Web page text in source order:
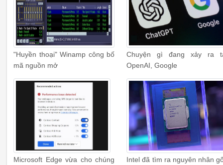
"Huyền thoại" Winamp công bố
mã nguồn mở
Chuyện gì đang xảy ra
OpenAI, Google
Microsoft Edge vừa cho chúng Intel đã tìm ra nguyên nhân